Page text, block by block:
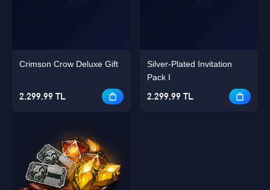
Crimson Crow Deluxe Gift
2.299,99 TL
Silver-Plated Invitation
Pack I
2.299,99 TL